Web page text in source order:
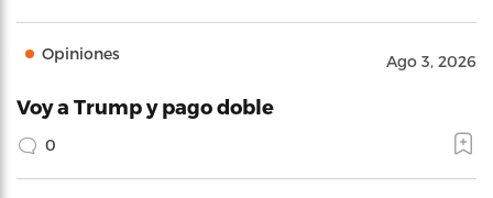
Opiniones Ago 3, 2026
Voy a Trump y pago doble
0